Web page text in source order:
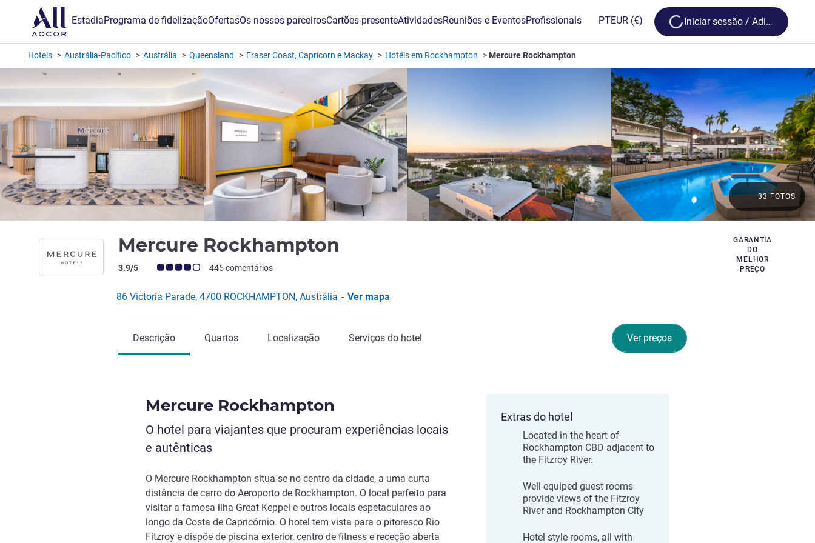
EstadiaPrograma de fidelizaçãoOfertasOs nossos parceirosCartões-presenteAtividadesReuniões e EventosProfissionais PTEUR (€) Loading...
Iniciar sessão / Adira
Hotels Austrália-Pacífico Austrália Queensland Fraser Coast, Capricorn e Mackay Hotéis em Rockhampton Mercure Rockhampton
Mercure Rockhampton
Nota clientes Avis (Classificação ALL)
3.9/5 445 comentários
GARANTIA
DO
MELHOR
PREÇO
33 FOTOS
86 Victoria Parade, 4700 ROCKHAMPTON, Austrália - Ver mapa
Ver preços
Descrição Quartos Localização Serviços do hotel
Mercure Rockhampton
O hotel para viajantes que procuram experiências locais
e autênticas
O Mercure Rockhampton situa-se no centro da cidade, a uma curta
distância de carro do Aeroporto de Rockhampton. O local perfeito para
visitar a famosa ilha Great Keppel e outros locais espetaculares ao
longo da Costa de Capricórnio. O hotel tem vista para o pitoresco Rio
Fitzroy e dispõe de piscina exterior, centro de fitness e receção aberta
Extras do hotel
Located in the heart of
Rockhampton CBD adjacent to
the Fitzroy River.
Well-equiped guest rooms
provide views of the Fitzroy
River and Rockhampton City
Hotel style rooms, all with